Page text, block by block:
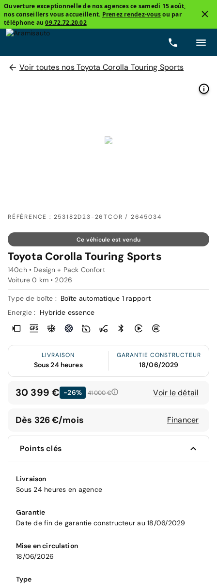
Ouverture exceptionnelle de nos agences ce samedi 15 août,
nos conseillers vous accueillent. Prenez rendez-vousou par
téléphone au09.72.72.20.02
Voir toutes nos Toyota Corolla Touring Sports
RÉFÉRENCE : 253182D23-26TCOR / 2645034
Ce véhicule est vendu
Toyota Corolla Touring Sports
140ch • Design + Pack Confort
Voiture 0 km • 2026
Type de boîte : Boîte automatique 1 rapport
Energie :
Hybride essence
LIVRAISON
Sous 24 heures
GARANTIE CONSTRUCTEUR
18/06/2029
30 399 € -26% 41 000 € Voir le détail
Dès 326 €/mois Financer
Points clés
Livraison
Sous 24 heures en agence
Garantie
Date de fin de garantie constructeur au 18/06/2029
Mise en circulation
18/06/2026
Type